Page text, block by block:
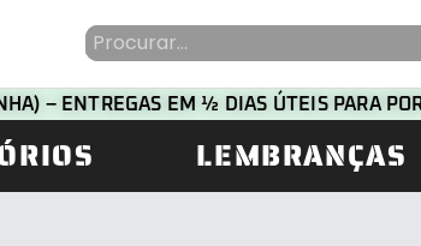
– ENTREGAS EM ½ DIAS ÚTEIS PARA
LEMBRANÇAS